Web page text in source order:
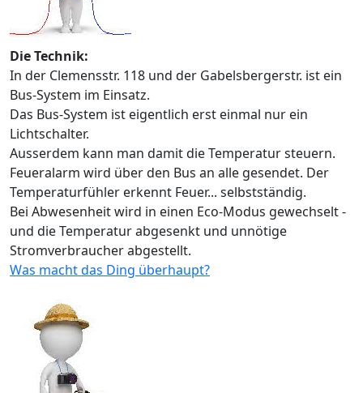
Die Technik:
In der Clemensstr. 118 und der Gabelsbergerstr. ist ein
Bus-System im Einsatz.
Das Bus-System ist eigentlich erst einmal nur ein
Lichtschalter.
Ausserdem kann man damit die Temperatur steuern.
Feueralarm wird über den Bus an alle gesendet. Der
Temperaturfühler erkennt Feuer... selbstständig.
Bei Abwesenheit wird in einen Eco-Modus gewechselt -
und die Temperatur abgesenkt und unnötige
Stromverbraucher abgestellt.
Was macht das Ding überhaupt?